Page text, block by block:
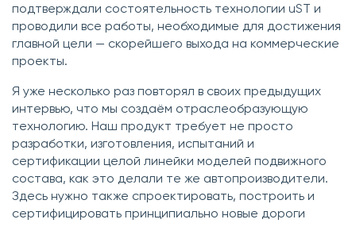
подтверждали состоятельность технологии uST и
проводили все работы, необходимые для достижения
главной цели — скорейшего выхода на коммерческие
проекты.
Я уже несколько раз повторял в своих предыдущих
интервью, что мы создаём отраслеобразующую
технологию. Наш продукт требует не просто
разработки, изготовления, испытаний и
сертификации целой линейки моделей подвижного
состава, как это делали те же автопроизводители.
Здесь нужно также спроектировать, построить и
сертифицировать принципиально новые дороги